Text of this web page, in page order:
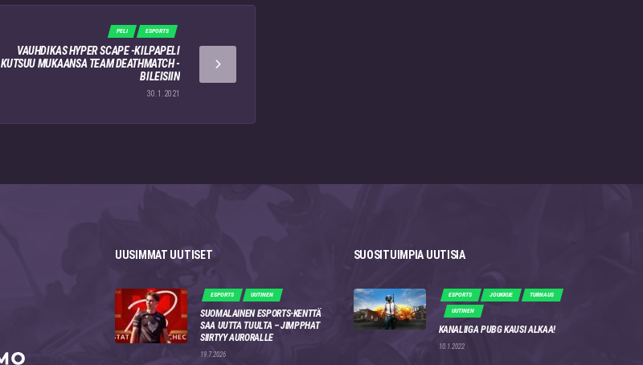
ESPORTS
PELI
VAUHDIKAS HYPER SCAPE -KILPAPELI
KUTSUU MUKAANSA TEAM DEATHMATCH -
BILEISIIN
30.1.2021
UUSIMMAT UUTISET
ESPORTS UUTINEN
SUOMALAINEN ESPORTS-KENTTÄ
SAA UUTTA TUULTA – JIMPPHAT
SIIRTYY AURORALLE
19.7.2026
SUOSITUIMPIA UUTISIA
ESPORTS JOUKKUE TURNAUS
UUTINEN
KANALIIGA PUBG KAUSI ALKAA!
10.1.2022